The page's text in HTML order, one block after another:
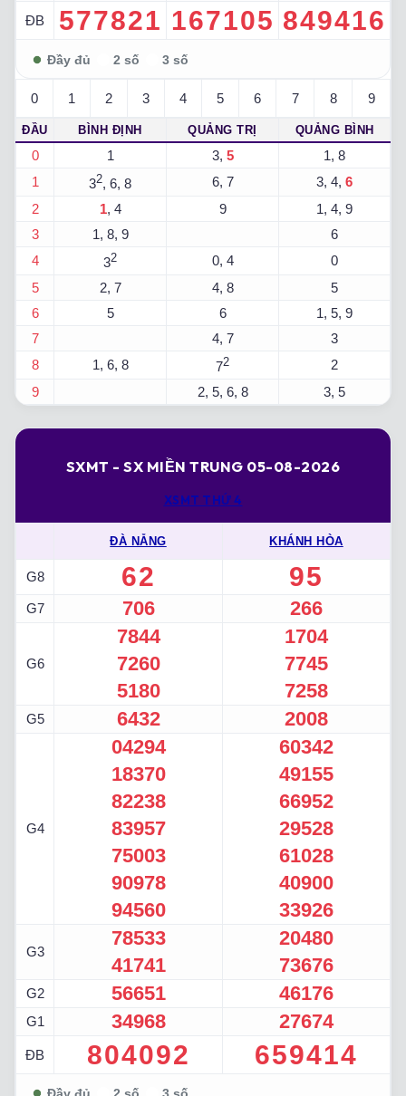
ĐB 577821 167105 849416
0 1 2 3 4 5 6 7 8 9
ĐẦU BÌNH ĐỊNH QUẢNG TRỊ QUẢNG BÌNH
0 1 3, 5
1, 8
1
32, 6, 8 6, 7 3, 4, 6
2
1, 4 9
1, 4, 9
3
1, 8, 9
6
4
32 0, 4
0
5
2, 7 4, 8
5
6
5 6
1, 5, 9
7
4, 7
3
8
1, 6, 8 72
2
9
2, 5, 6, 8 3, 5
SXMT - SX MIỀN TRUNG 05-08-2026
XSMT THỨ 4
ĐÀ NẴNG KHÁNH HÒA
G8 62 95
G7 706 266
G6
7844
7260
5180
1704
7745
7258
G5 6432 2008
G4
04294
18370
82238
83957
75003
90978
94560
60342
49155
66952
29528
61028
40900
33926
G3
78533
41741
20480
73676
G2 56651 46176
G1 34968 27674
ĐB 804092 659414